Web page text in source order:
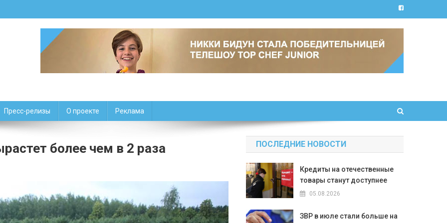
Пресс-релизы О проекте Реклама
более чем в 2 раза ПОСЛЕДНИЕ НОВОСТИ
Кредиты на отечественные
товары станут доступнее
05.08.2026
ЗВР в июле стали больше на